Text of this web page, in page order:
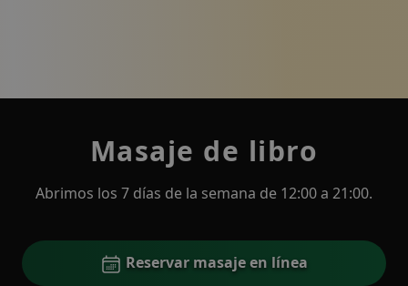
Masaje de libro
Abrimos los 7 días de la semana de 12:00 a 21:00.
Reservar masaje en línea